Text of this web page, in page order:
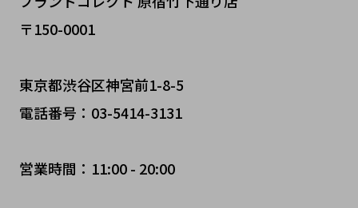
〒150-0001
東京都渋谷区神宮前1-8-5
電話番号：03-5414-3131
営業時間：11:00 - 20:00